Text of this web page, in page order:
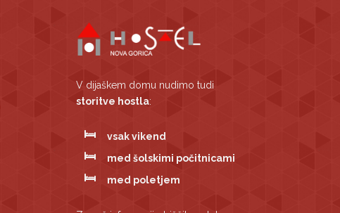
V dijaškem domu nudimo tudi
storitve hostla:
vsak vikend
med šolskimi počitnicami
med poletjem